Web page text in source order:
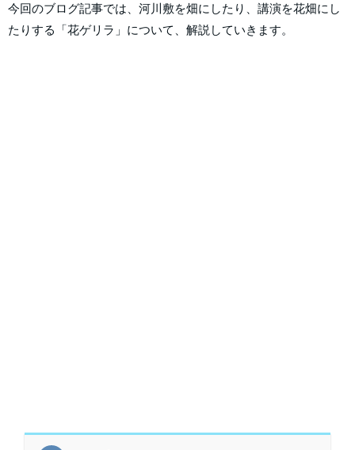
今回のブログ記事では、河川敷を畑にしたり、講演を花畑にし
たりする「花ゲリラ」について、解説していきます。